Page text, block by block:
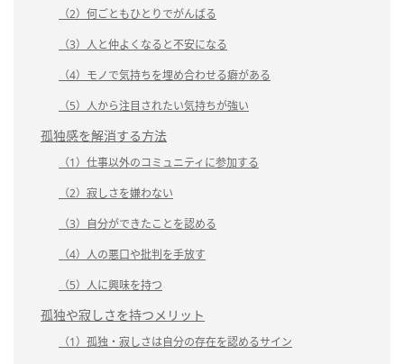
（2）何ごともひとりでがんばる
（3）人と仲よくなると不安になる
（4）モノで気持ちを埋め合わせる癖がある
（5）人から注目されたい気持ちが強い
孤独感を解消する方法
（1）仕事以外のコミュニティに参加する
（2）寂しさを嫌わない
（3）自分ができたことを認める
（4）人の悪口や批判を手放す
（5）人に興味を持つ
孤独や寂しさを持つメリット
（1）孤独・寂しさは自分の存在を認めるサイン